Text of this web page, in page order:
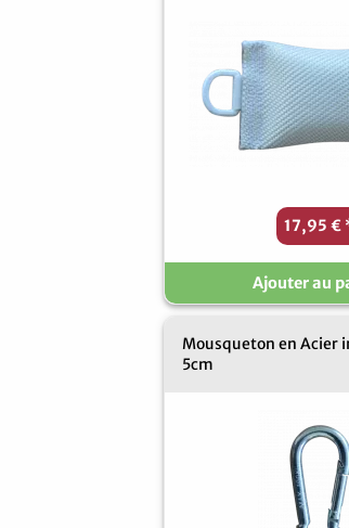
17,95 €
Ajouter au
Mousqueton en Acier
5cm